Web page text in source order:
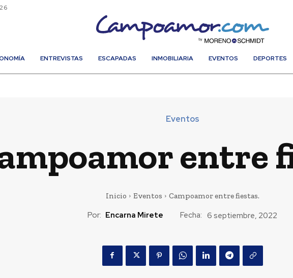
ENTREVISTAS ESCAPADAS INMOBILIARIA EVENTOS DEPORTES
Eventos
entre
Inicio Eventos Campoamor entre fiestas.
Por: Encarna Mirete Fecha: 6 septiembre, 2022